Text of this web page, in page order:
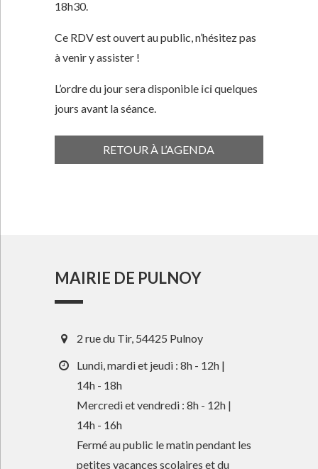
18h30.
Ce RDV est ouvert au public, n’hésitez pas
à venir y assister !
L’ordre du jour sera disponible iciquelques
jours avant la séance.
RETOUR À L’AGENDA
MAIRIE DE PULNOY
2 rue du Tir, 54425 Pulnoy
Lundi, mardi et jeudi : 8h - 12h |
14h - 18h
Mercredi et vendredi : 8h - 12h |
14h - 16h
Fermé au public le matin pendant les
petites vacances scolaires et du